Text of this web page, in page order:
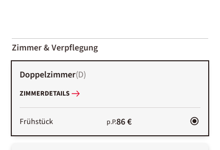
01-02
Zimmer & Verpflegung
Doppelzimmer(D)
ZIMMERDETAILS
Frühstück p.P.86 €